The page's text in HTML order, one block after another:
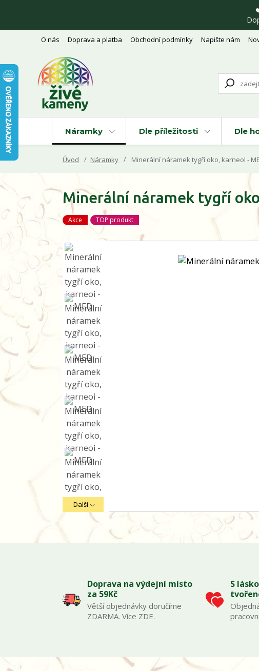
O nás Doprava a platba Obchodní podmínky Napište nám
Náramky Dle příležitosti Dle
Úvod Náramky Minerální náramek tygří oko, karneol -
Minerální náramek tygří
Akce TOP produkt
Další
Doprava na výdejní místo
za 59Kč
Větší objednávky doručíme
ZDARMA. Více ZDE.
S